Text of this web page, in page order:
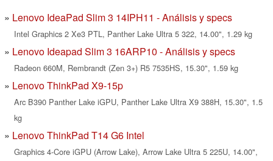
Lenovo IdeaPad Slim 3 14IPH11 - Análisis y specs
Intel Graphics 2 Xe3 PTL, Panther Lake Ultra 5 322, 14.00", 1.29 kg
Lenovo Ideapad Slim 3 16ARP10 - Análisis y specs
Radeon 660M, Rembrandt (Zen 3+) R5 7535HS, 15.30", 1.59 kg
Lenovo ThinkPad X9-15p
Arc B390 Panther Lake iGPU, Panther Lake Ultra X9 388H, 15.30", 1.5
kg
Lenovo ThinkPad T14 G6 Intel
Graphics 4-Core iGPU (Arrow Lake), Arrow Lake Ultra 5 225U, 14.00",